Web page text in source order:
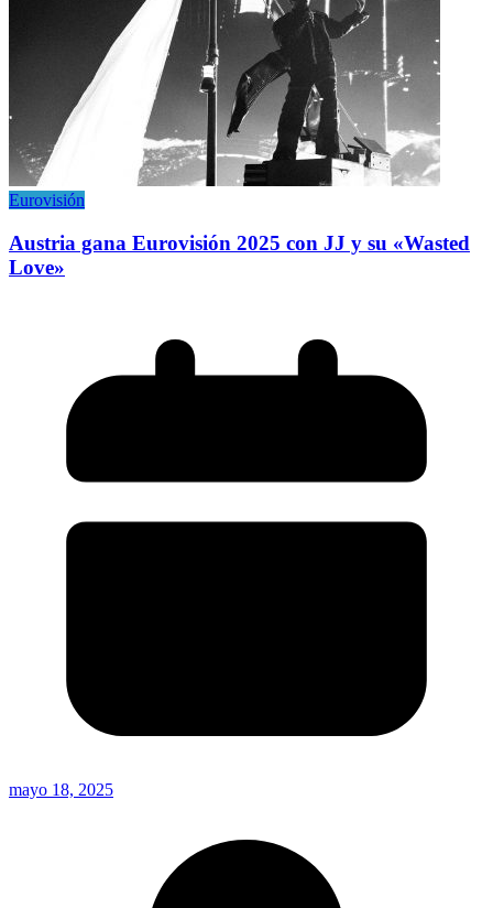
Eurovisión
Austria gana Eurovisión 2025 con JJ y su «Wasted
Love»
mayo 18, 2025